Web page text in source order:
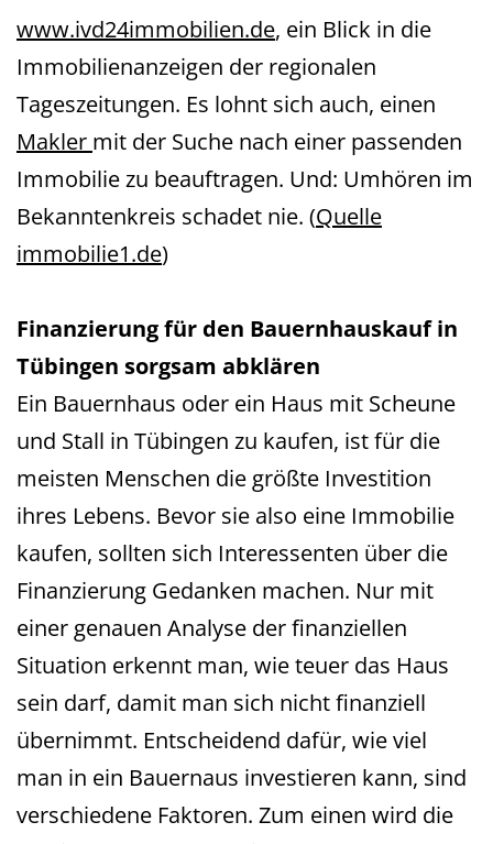
www.ivd24immobilien.de, ein Blick in die
Immobilienanzeigen der regionalen
Tageszeitungen. Es lohnt sich auch, einen
Makler mit der Suche nach einer passenden
Immobilie zu beauftragen. Und: Umhören im
Bekanntenkreis schadet nie. (Quelle
immobilie1.de)
Finanzierung für den Bauernhauskauf in
Tübingen sorgsam abklären
Ein Bauernhaus oder ein Haus mit Scheune
und Stall in Tübingen zu kaufen, ist für die
meisten Menschen die größte Investition
ihres Lebens. Bevor sie also eine Immobilie
kaufen, sollten sich Interessenten über die
Finanzierung Gedanken machen. Nur mit
einer genauen Analyse der finanziellen
Situation erkennt man, wie teuer das Haus
sein darf, damit man sich nicht finanziell
übernimmt. Entscheidend dafür, wie viel
man in ein Bauernaus investieren kann, sind
verschiedene Faktoren. Zum einen wird die